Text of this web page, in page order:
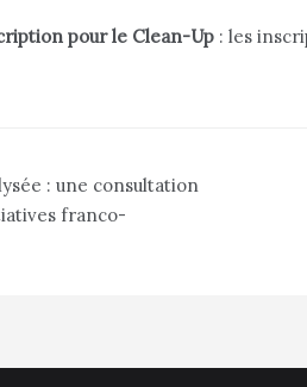
pour le Clean-Up : les
: une consultation
franco-